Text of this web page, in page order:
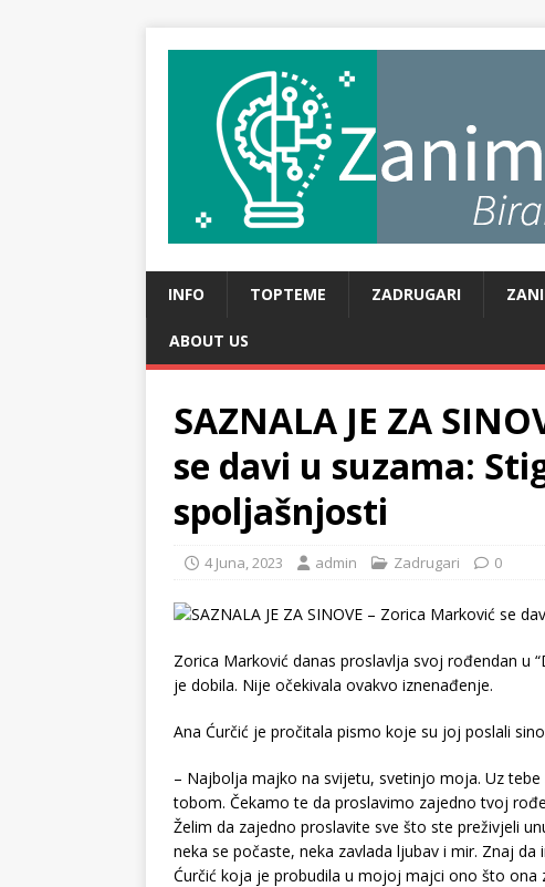
INFO TOPTEME ZADRUGARI
ABOUT US
SAZNALA JE ZA
se davi u suzama:
spoljašnjosti
4 Juna, 2023 admin Zadrugari 0
Zorica Marković danas proslavlja svoj rođendan u
je dobila. Nije očekivala ovakvo iznenađenje.
Ana Ćurčić je pročitala pismo koje su joj poslali
– Najbolja majko na svijetu, svetinjo moja. Uz
tobom. Čekamo te da proslavimo zajedno tvoj
Želim da zajedno proslavite sve što ste preživjeli
neka se počaste, neka zavlada ljubav i mir. Znaj
Ćurčić koja je probudila u mojoj majci ono što